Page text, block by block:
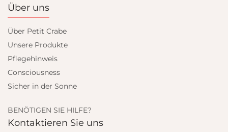
Über uns
Über Petit Crabe
Unsere Produkte
Pflegehinweis
Consciousness
Sicher in der Sonne
BENÖTIGEN SIE HILFE?
Kontaktieren Sie uns